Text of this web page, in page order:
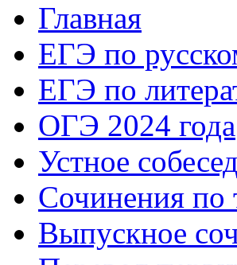
Главная
ЕГЭ по
ЕГЭ по
ОГЭ 2024 года
Устное
Сочинения по
Выпускное